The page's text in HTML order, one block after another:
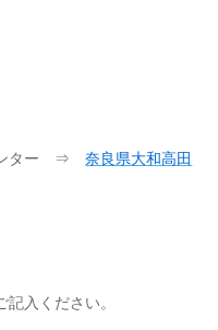
ンター ⇒奈良県大和高田
入ください。